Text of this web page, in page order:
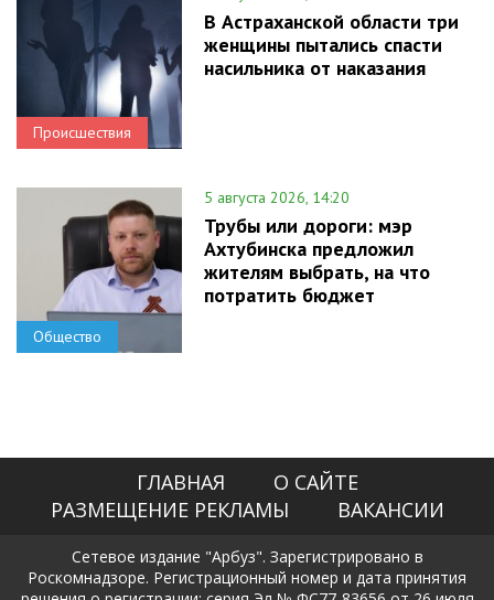
Происшествия
В Астраханской области три
женщины пытались спасти
насильника от наказания
Общество
5 августа 2026, 14:20
Трубы или дороги: мэр
Ахтубинска предложил
жителям выбрать, на что
потратить бюджет
ГЛАВНАЯ
О САЙТЕ
РАЗМЕЩЕНИЕ РЕКЛАМЫ
ВАКАНСИИ
Сетевое издание "Арбуз". Зарегистрировано в
Роскомнадзоре. Регистрационный номер и дата принятия